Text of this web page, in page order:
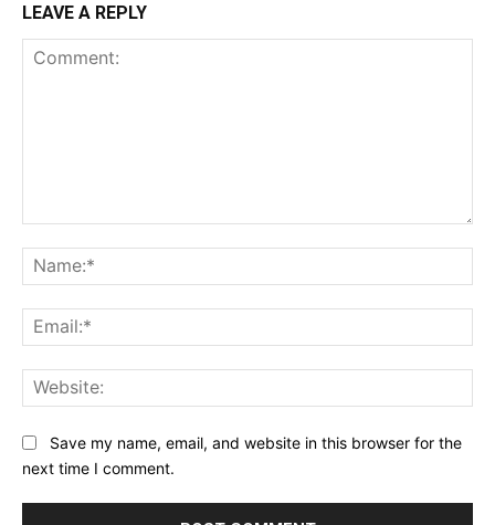
LEAVE A REPLY
Save my name, email, and website in this browser for the
next time I comment.